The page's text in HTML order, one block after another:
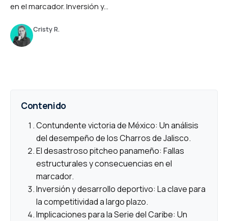
en el marcador. Inversión y...
Cristy R.
Contenido
Contundente victoria de México: Un análisis
del desempeño de los Charros de Jalisco.
El desastroso pitcheo panameño: Fallas
estructurales y consecuencias en el
marcador.
Inversión y desarrollo deportivo: La clave para
la competitividad a largo plazo.
Implicaciones para la Serie del Caribe: Un